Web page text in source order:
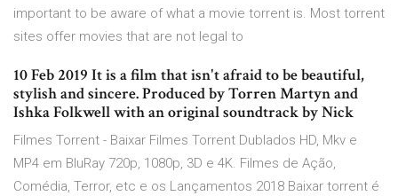
important to be aware of what a movie torrent is. Most torrent
sites offer movies that are not legal to
10 Feb 2019 It is a film that isn't afraid to be beautiful,
stylish and sincere. Produced by Torren Martyn and
Ishka Folkwell with an original soundtrack by Nick
Filmes Torrent - Baixar Filmes Torrent Dublados HD, Mkv e
MP4 em BluRay 720p, 1080p, 3D e 4K. Filmes de Ação,
Comédia, Terror, etc e os Lançamentos 2018 Baixar torrent é